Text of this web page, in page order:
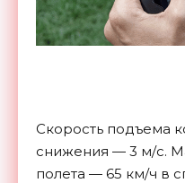
Скорость подъема
снижения — 3 м/с.
полета — 65 км/ч в